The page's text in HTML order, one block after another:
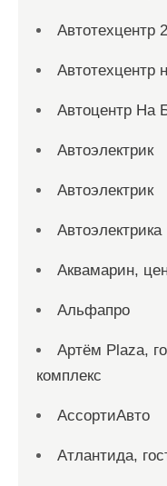
Автотехцентр
Автотехцентр
Автоцентр На
Автоэлектрик
Автоэлектрик
Автоэлектрика
Аквамарин,
Альфапро
Артём Plaza,
комплекс
АссортиАвто
Атлантида,